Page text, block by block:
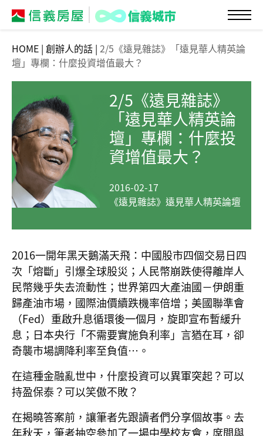
HOME | 創辦人的話 | 2/5《遠見雜誌》「遠見華人精英論
壇」專欄：什麼投資增值最大？
2/5《遠見雜誌》
「遠見華人精英論
壇」專欄：什麼投
資增值最大？
2016-02-17
《遠見雜誌》遠見華人精英論壇
2016一開年黑天鵝滿天飛：中國股市四個交易日四
次「熔斷」引爆全球股災；人民幣崩跌使得離岸人
民幣幾乎失去流動性；世界第四大產油國－伊朗重
歸產油市場，國際油價續跌機率倍增；美國聯準會
（Fed）重啟升息循環後一個月，旋即宣布暫緩升
息；日本央行「不需要實施負利率」言猶在耳，卻
奇襲市場調降利率至負值…。
在這種金融亂世中，什麼投資可以異軍突起？可以
持盈保泰？可以笑傲不敗？
在揭曉答案前，讓筆者先跟讀者們分享個故事。去
年秋天，筆者抽空參加了一場中學校友會，席間與